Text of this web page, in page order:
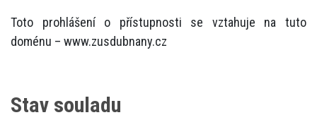
Toto prohlášení o přístupnosti se vztahuje na tuto
doménu – www.zusdubnany.cz
Stav souladu